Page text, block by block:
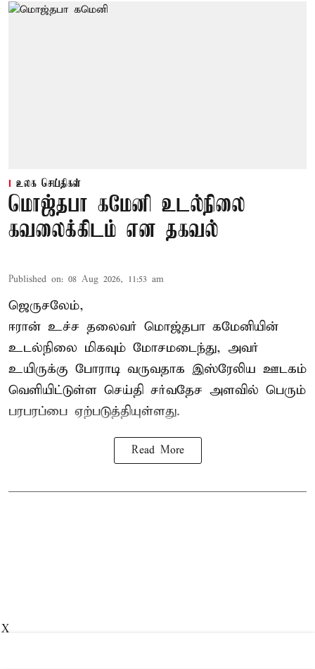
உலக செய்திகள்
மொஜ்தபா கமேனி உடல்நிலை
கவலைக்கிடம் என தகவல்
Published on: 08 Aug 2026, 11:53 am
ஜெருசலேம்,
ஈரான் உச்ச தலைவர் மொஜ்தபா கமேனியின்
உடல்நிலை மிகவும் மோசமடைந்து, அவர்
உயிருக்கு போராடி வருவதாக இஸ்ரேலிய ஊடகம்
வெளியிட்டுள்ள செய்தி சர்வதேச அளவில் பெரும்
பரபரப்பை ஏற்படுத்தியுள்ளது.
Read More
X